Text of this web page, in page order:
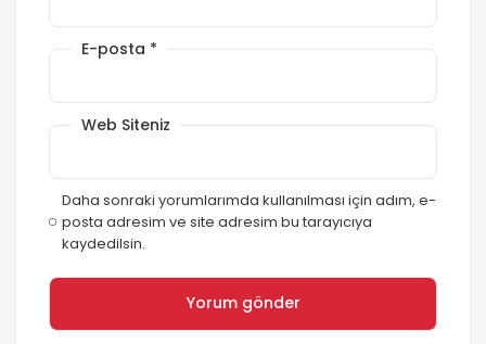
E-posta *
Web Siteniz
Daha sonraki yorumlarımda kullanılması için adım, e-
posta adresim ve site adresim bu tarayıcıya
kaydedilsin.